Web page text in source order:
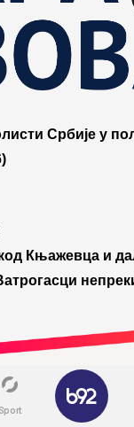
Србије у
Књажевца и
Sport
✕